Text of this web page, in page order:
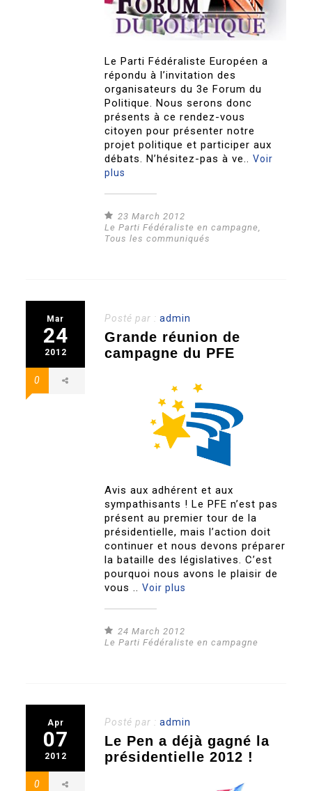
Le Parti Fédéraliste Européen a
répondu à l’invitation des
organisateurs du 3e Forum du
Politique. Nous serons donc
présents à ce rendez-vous
citoyen pour présenter notre
projet politique et participer aux
débats. N’hésitez-pas à ve..Voir
plus
23 March 2012
Le Parti Fédéraliste en campagne
Tous les communiqués
Mar
24
2012
0
Posté par :admin
Grande réunion de
campagne du PFE
Avis aux adhérent et aux
sympathisants ! Le PFE n’est pas
présent au premier tour de la
présidentielle, mais l’action doit
continuer et nous devons préparer
la bataille des législatives. C’est
pourquoi nous avons le plaisir de
vous ..Voir plus
24 March 2012
Le Parti Fédéraliste en campagne
Apr
07
2012
0
Posté par :admin
Le Pen a déjà gagné la
présidentielle 2012 !